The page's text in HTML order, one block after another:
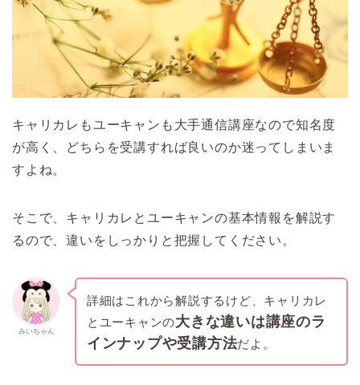
キャリカレもユーキャンも大手通信講座なので知名度
が高く、どちらを受講すれば良いのか迷ってしまいま
すよね。
そこで、キャリカレとユーキャンの基本情報を解説す
るので、違いをしっかりと把握してください。
みいちゃん
詳細はこれから解説するけど、キャリカレ
とユーキャンの大きな違いは講座のラ
インナップや受講方法だよ。